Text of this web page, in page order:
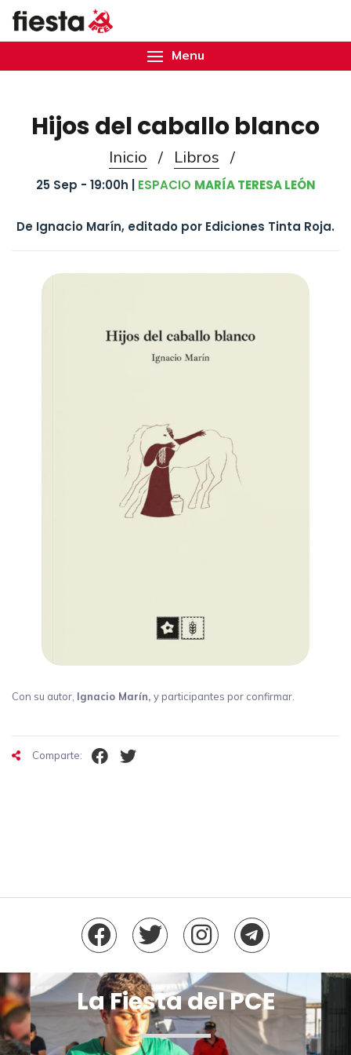
Menu
Hijos del caballo blanco
Inicio / Libros /
25 Sep - 19:00h | ESPACIO MARÍA TERESA LEÓN
De Ignacio Marín, editado por Ediciones Tinta Roja.
Con su autor, Ignacio Marín, y participantes por confirmar.
Comparte:
La Fiesta del PCE